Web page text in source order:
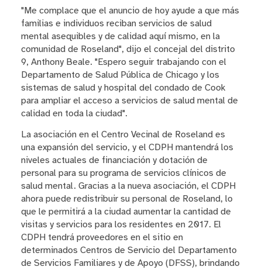
"Me complace que el anuncio de hoy ayude a que más
familias e individuos reciban servicios de salud
mental asequibles y de calidad aquí mismo, en la
comunidad de Roseland", dijo el concejal del distrito
9, Anthony Beale. "Espero seguir trabajando con el
Departamento de Salud Pública de Chicago y los
sistemas de salud y hospital del condado de Cook
para ampliar el acceso a servicios de salud mental de
calidad en toda la ciudad".
La asociación en el Centro Vecinal de Roseland es
una expansión del servicio, y el CDPH mantendrá los
niveles actuales de financiación y dotación de
personal para su programa de servicios clínicos de
salud mental. Gracias a la nueva asociación, el CDPH
ahora puede redistribuir su personal de Roseland, lo
que le permitirá a la ciudad aumentar la cantidad de
visitas y servicios para los residentes en 2017. El
CDPH tendrá proveedores en el sitio en
determinados Centros de Servicio del Departamento
de Servicios Familiares y de Apoyo (DFSS), brindando